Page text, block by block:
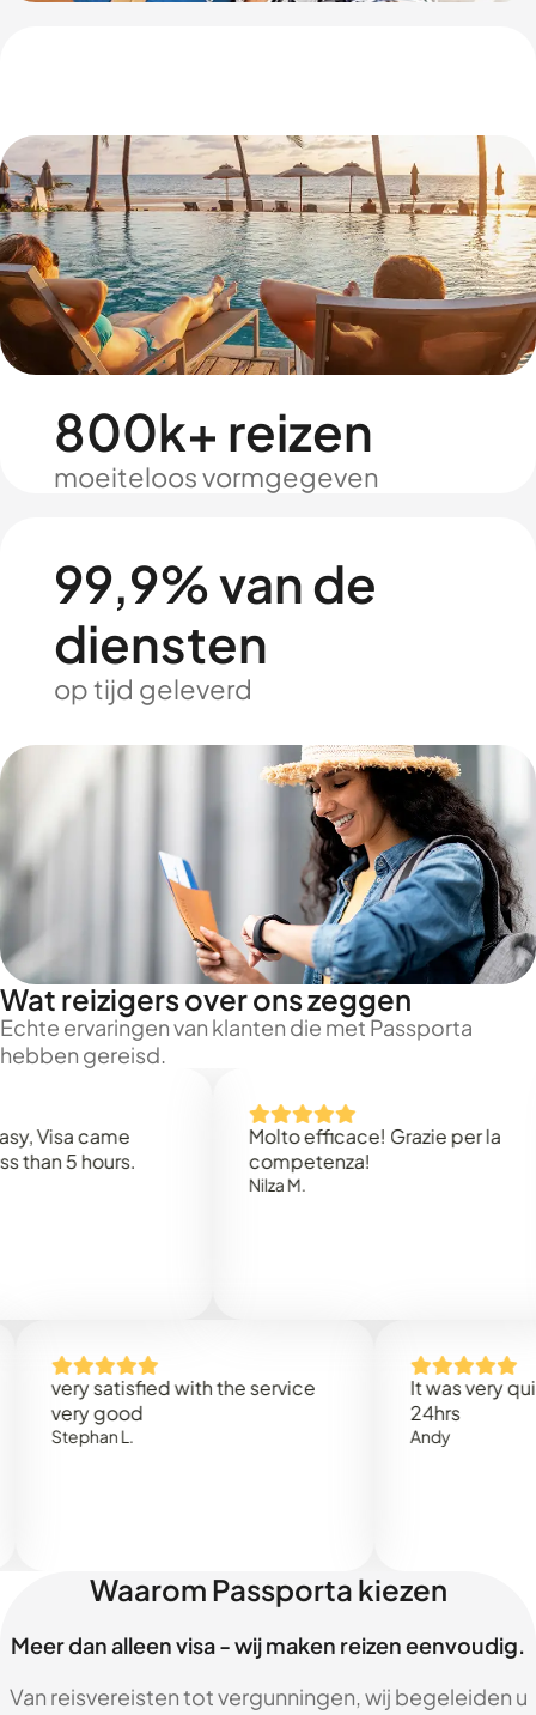
800k+ reizen
moeiteloos vormgegeven
99,9% van de
diensten
op tijd geleverd
Wat reizigers over ons zeggen
Echte ervaringen van klanten die met Passporta
hebben gereisd.
came
5 hours.
Molto efficace! Grazie per la
competenza!
Nilza M.
satisfied with the service
good
L.
It was very quick,
Waarom Passporta kiezen
Meer dan alleen visa - wij maken reizen eenvoudig.
Van reisvereisten tot vergunningen, wij begeleiden u